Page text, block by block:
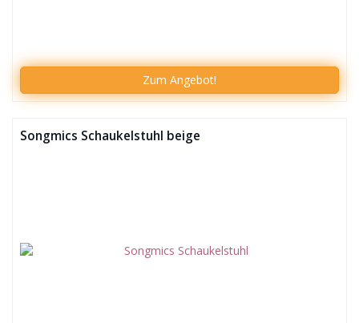
Zum Angebot!
Songmics Schaukelstuhl beige